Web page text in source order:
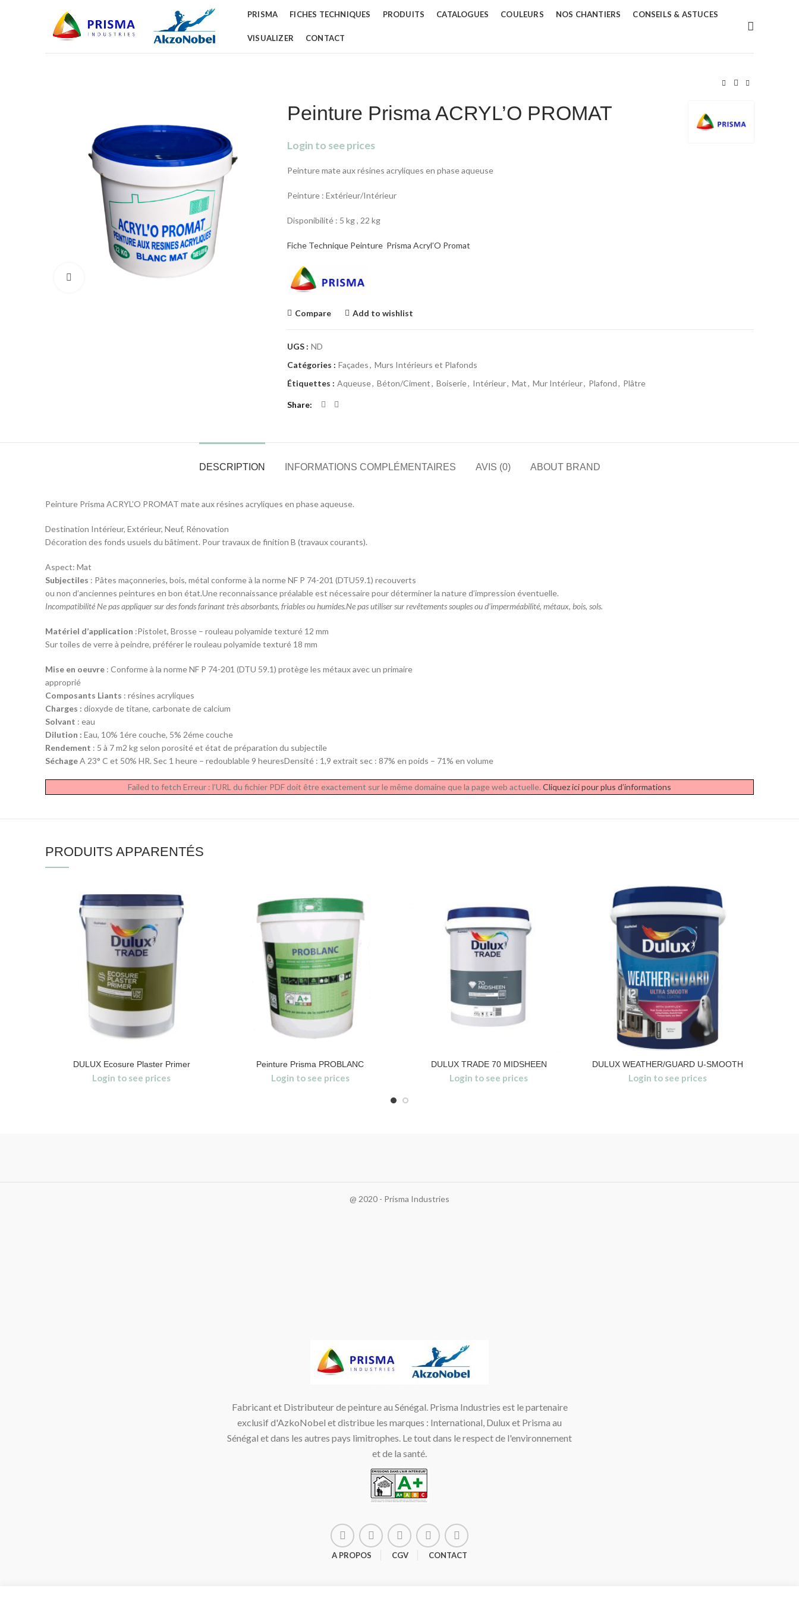
PRISMA FICHES TECHNIQUES PRODUITS CATALOGUES COULEURS NOS CHANTIERS CONSEILS & ASTUCES
VISUALIZER CONTACT
Click to enlarge
Peinture Prisma ACRYL’O PROMAT
Login to see prices
Peinture mate aux résines acryliques en phase aqueuse
Peinture : Extérieur/Intérieur
Disponibilité : 5 kg , 22 kg
Fiche Technique Peinture Prisma Acryl’O Promat
Compare Add to wishlist
UGS : ND
Catégories : Façades, Murs Intérieurs et Plafonds
Étiquettes : Aqueuse, Béton/Ciment, Boiserie, Intérieur, Mat, Mur Intérieur, Plafond, Plâtre
Share
DESCRIPTION INFORMATIONS COMPLÉMENTAIRES AVIS (0) ABOUT BRAND
Peinture Prisma ACRYL’O PROMAT mate aux résines acryliques en phase aqueuse.
Destination Intérieur, Extérieur, Neuf, Rénovation
Décoration des fonds usuels du bâtiment. Pour travaux de finition B (travaux courants).
Aspect: Mat
Subjectiles : Pâtes maçonneries, bois, métal conforme à la norme NF P 74-201 (DTU59.1) recouverts
ou non d’anciennes peintures en bon état.Une reconnaissance préalable est nécessaire pour déterminer la nature d’impression éventuelle.
Incompatibilité Ne pas appliquer sur des fonds farinant très absorbants, friables ou humides.Ne pas utiliser sur revêtements souples ou d’imperméabilité, métaux, bois, sols.
Matériel d’application :Pistolet, Brosse – rouleau polyamide texturé 12 mm
Sur toiles de verre à peindre, préférer le rouleau polyamide texturé 18 mm
Mise en oeuvre : Conforme à la norme NF P 74-201 (DTU 59.1) protège les métaux avec un primaire
approprié
Composants Liants : résines acryliques
Charges : dioxyde de titane, carbonate de calcium
Solvant : eau
Dilution : Eau, 10% 1ére couche, 5% 2éme couche
Rendement : 5 à 7 m2 kg selon porosité et état de préparation du subjectile
SéchageA 23° C et 50% HR. Sec 1 heure – redoublable 9 heuresDensité : 1,9 extrait sec : 87% en poids – 71% en volume
Failed to fetch Erreur : l’URL du fichier PDF doit être exactement sur le même domaine que la page web actuelle. Cliquez ici pour plus d’informations
PRODUITS APPARENTÉS
DULUX Ecosure Plaster Primer
Login to see prices
Peinture Prisma PROBLANC
Login to see prices
DULUX TRADE 70 MIDSHEEN
Login to see prices
DULUX WEATHER/GUARD U-SMOOTH
Login to see prices
@ 2020 - Prisma Industries
Fabricant et Distributeur de peinture au Sénégal. Prisma Industries est le partenaire
exclusif d'AzkoNobel et distribue les marques : International, Dulux et Prisma au
Sénégal et dans les autres pays limitrophes. Le tout dans le respect de l'environnement
et de la santé.
A PROPOS CGV CONTACT